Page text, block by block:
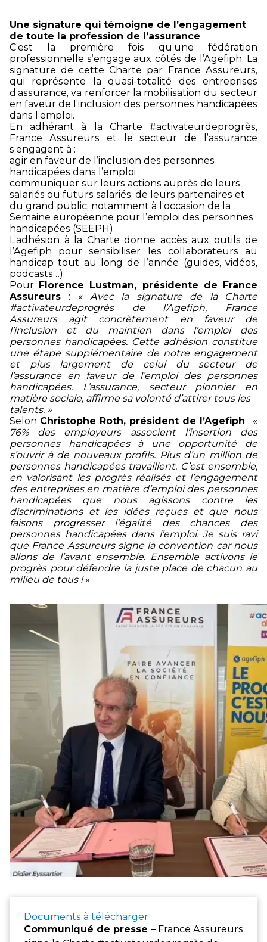
Une signature qui témoigne de l’engagement
de toute la profession de l’assurance
C’est la première fois qu’une fédération
professionnelle s’engage aux côtés de l’Agefiph. La
signature de cette Charte par France Assureurs,
qui représente la quasi-totalité des entreprises
d’assurance, va renforcer la mobilisation du secteur
en faveur de l’inclusion des personnes handicapées
dans l’emploi.
En adhérant à la Charte #activateurdeprogrès,
France Assureurs et le secteur de l’assurance
s’engagent à :
agir en faveur de l’inclusion des personnes
handicapées dans l’emploi ;
communiquer sur leurs actions auprès de leurs
salariés ou futurs salariés, de leurs partenaires et
du grand public, notamment à l’occasion de la
Semaine européenne pour l’emploi des personnes
handicapées (SEEPH).
L’adhésion à la Charte donne accès aux outils de
l’Agefiph pour sensibiliser les collaborateurs au
handicap tout au long de l’année (guides, vidéos,
podcasts…).
Pour Florence Lustman, présidente de France
Assureurs : « Avec la signature de la Charte
#activateurdeprogrès de l’Agefiph, France
Assureurs agit concrètement en faveur de
l’inclusion et du maintien dans l’emploi des
personnes handicapées. Cette adhésion constitue
une étape supplémentaire de notre engagement
et plus largement de celui du secteur de
l’assurance en faveur de l’emploi des personnes
handicapées. L’assurance, secteur pionnier en
matière sociale, affirme sa volonté d’attirer tous les
talents. »
Selon Christophe Roth, président de l’Agefiph : «
76% des employeurs associent l’insertion des
personnes handicapées à une opportunité de
s’ouvrir à de nouveaux profils. Plus d’un million de
personnes handicapées travaillent. C’est ensemble,
en valorisant les progrès réalisés et l’engagement
des entreprises en matière d’emploi des personnes
handicapées que nous agissons contre les
discriminations et les idées reçues et que nous
faisons progresser l’égalité des chances des
personnes handicapées dans l’emploi. Je suis ravi
que France Assureurs signe la convention car nous
allons de l’avant ensemble. Ensemble activons le
progrès pour défendre la juste place de chacun au
milieu de tous !»
Documents à télécharger
Communiqué de presse – France Assureurs